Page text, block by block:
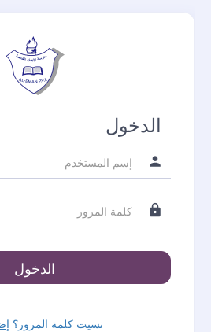
الدخول
نسيت كلمة المرور؟